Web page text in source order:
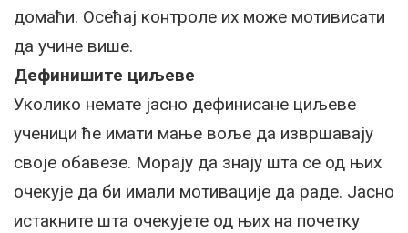
домаћи. Осећај контроле их може мотивисати
да учине више.
Дефинишите циљеве
Уколико немате јасно дефинисане циљеве
ученици ће имати мање воље да извршавају
своје обавезе. Морају да знају шта се од њих
очекује да би имали мотивације да раде. Јасно
истакните шта очекујете од њих на почетку